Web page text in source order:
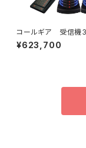
コールギア 受信機
¥623,700